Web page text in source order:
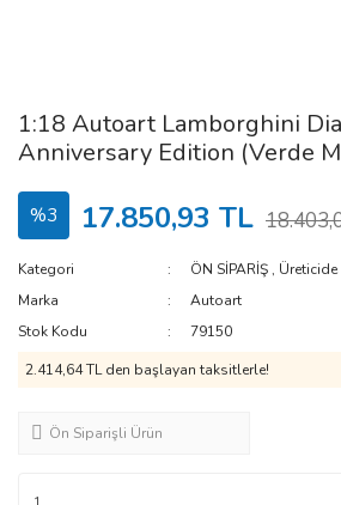
1:18 Autoart Lamborghini
Anniversary Edition (Verde
%3 17.850,93 TL
Kategori ÖN SİPARİŞ ,
Marka
Autoart
Stok Kodu
79150
2.414,64 TL den başlayan taksitlerle!
Ön Siparişli Ürün